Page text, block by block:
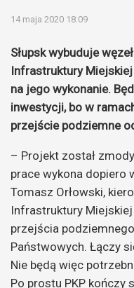
14 maja 2020 18:09
Słupsk wybuduje
Infrastruktury Miejskiej
na jego wykonanie.
inwestycji, bo w
przejście podziemne
– Projekt został
prace wykona dopiero
Tomasz Orłowski,
Infrastruktury Miejskiej
przejścia
Państwowych. Łączy
Nie będą więc
Po prostu PKP kończy